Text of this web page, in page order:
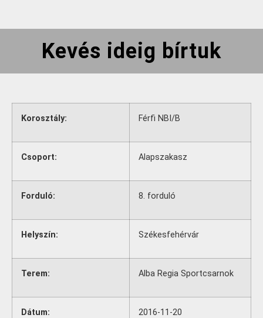
Kevés ideig bírtuk
Korosztály: Férfi NBI/B
Csoport: Alapszakasz
Forduló: 8. forduló
Helyszín: Székesfehérvár
Terem: Alba Regia Sportcsarnok
Dátum: 2016-11-20